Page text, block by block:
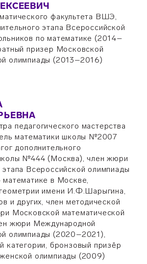
факультета ВШЭ,
этапа Всероссийской
по математике (2014–
призер Московской
олимпиады (2013–2016)
педагогического мастерства
математики школы №2007
дополнительного
№444 (Москва), член жюри
этапа Всероссийской олимпиады
математике в Москве,
имени И.Ф.Шарыгина,
и других, член методической
Московской математической
жюри Международной
олимпиады (2020–2021),
категории, бронзовый призёр
олимпиады (2009)